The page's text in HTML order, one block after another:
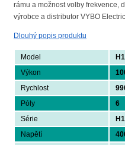
rámu a možnost volby frekvence,
výrobce a distributor VYBO
Dlouhý popis produktu
Model
Výkon
Rychlost
Póly
6
Série
Napětí